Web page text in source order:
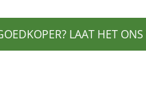
LAAT HET